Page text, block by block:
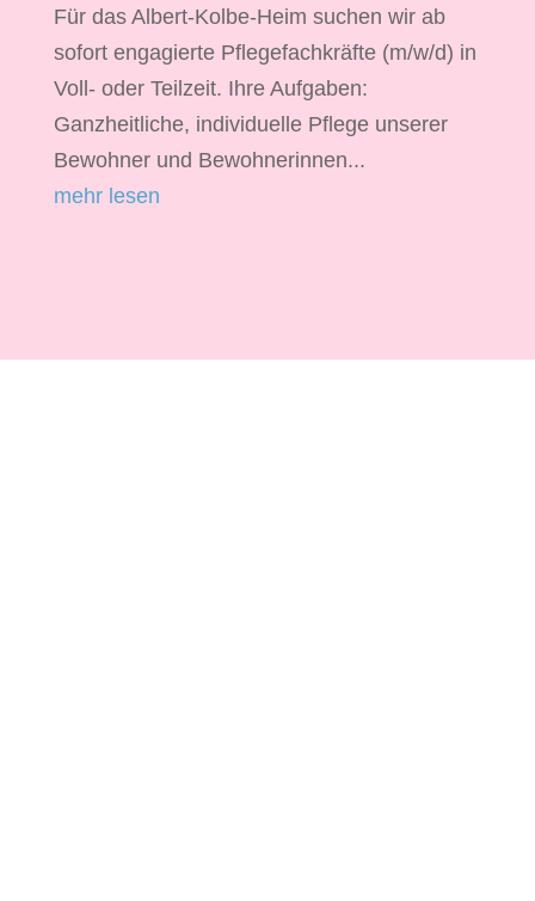
Für das Albert-Kolbe-Heim suchen wir ab
sofort engagierte Pflegefachkräfte (m/w/d) in
Voll- oder Teilzeit. Ihre Aufgaben:
Ganzheitliche, individuelle Pflege unserer
Bewohner und Bewohnerinnen...
mehr lesen